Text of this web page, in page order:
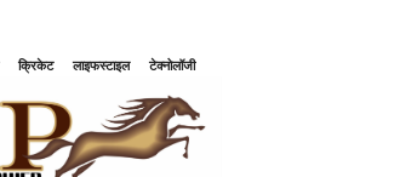
क्रिकेट लाइफस्टाइल
टेक्नोलॉजी